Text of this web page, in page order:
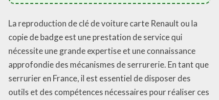
La reproduction de clé de voiture carte Renault ou la
copie de badge est une prestation de service qui
nécessite une grande expertise et une connaissance
approfondie des mécanismes de serrurerie. En tant que
serrurier en France, il est essentiel de disposer des
outils et des compétences nécessaires pour réaliser ces